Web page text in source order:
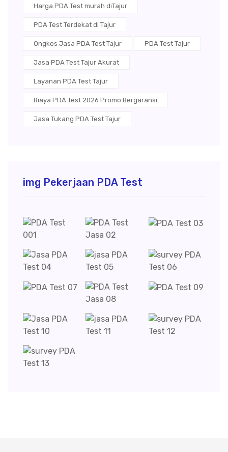
Harga PDA Test murah diTajur
PDA Test Terdekat di Tajur
Ongkos Jasa PDA Test Tajur PDA Test Tajur
Jasa PDA Test Tajur Akurat
Layanan PDA Test Tajur
Biaya PDA Test 2026 Promo Bergaransi
Jasa Tukang PDA Test Tajur
img Pekerjaan PDA Test